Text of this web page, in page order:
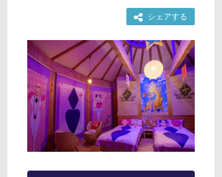
シェアする